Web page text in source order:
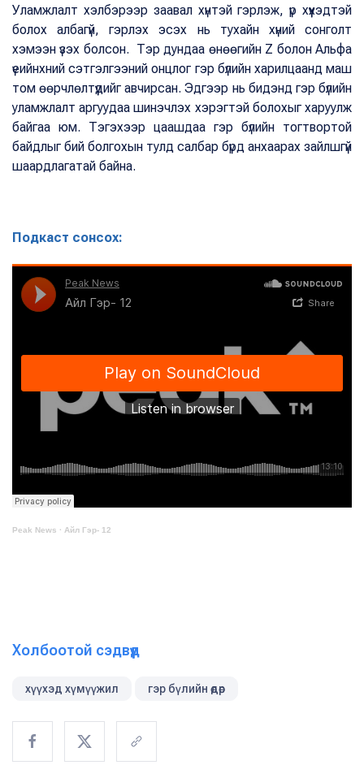
Уламжлалт хэлбэрээр заавал хүнтэй гэрлэж, үр хүүхэдтэй
болох албагүй, гэрлэх эсэх нь тухайн хүний сонголт
хэмээн үзэх болсон. Тэр дундаа өнөөгийн Z болон Альфа
үеийнхний сэтгэлгээний онцлог гэр бүлийн харилцаанд маш
том өөрчлөлтүүдийг авчирсан. Эдгээр нь бидэнд гэр бүлийн
уламжлалт аргуудаа шинэчлэх хэрэгтэй болохыг харуулж
байгаа юм. Тэгэхээр цаашдаа гэр бүлийн тогтвортой
байдлыг бий болгохын тулд салбар бүрд анхаарах зайлшгүй
шаардлагатай байна.
Подкаст сонсох:
Peak News · Айл Гэр- 12
Холбоотой сэдвүүд
хүүхэд хүмүүжил гэр бүлийн өдөр